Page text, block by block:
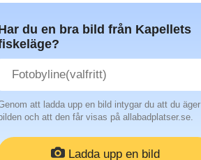
du en bra bild från Kapellets
att ladda upp en bild intygar du att du äger
och att den får visas på allabadplatser.se.
Ladda upp en bild